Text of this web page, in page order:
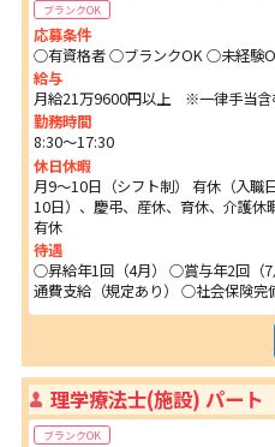
ブランクOK
応募条件
○有資格者 ○ブランクOK ○未経験
給与
月給21万9600円以上 ※一律手当含
勤務時間
8:30～17:30
休日休暇
月9～10日（シフト制） 有休（入
10日）、慶弔、産休、育休、介護休
有休
待遇
○昇給年1回（4月） ○賞与年2回（
通費支給（規定あり） ○社会保険完
理学療法士(施設) パート
ブランクOK